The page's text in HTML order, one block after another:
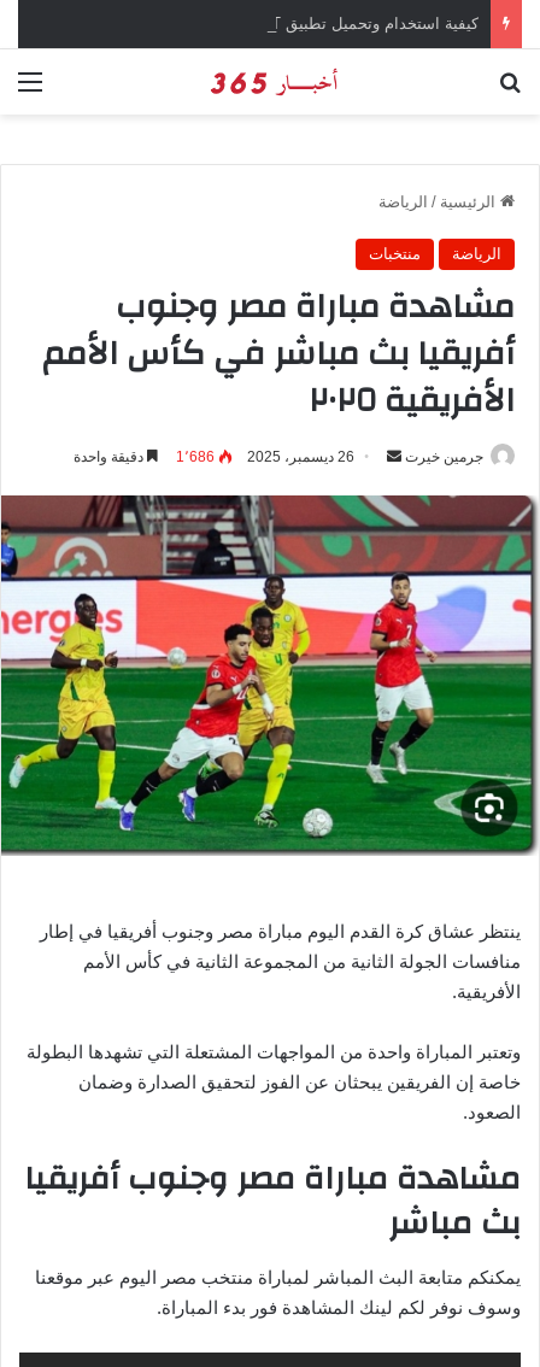
الرئيسية / الرياضة
الرياضة منتخبات
مشاهدة مباراة مصر وجنوب
أفريقيا بث مباشر في كأس الأمم
الأفريقية ٢٠٢٥
جرمين خيرت
س
ب
ر
ي
د
ا
إ
ل
ك
ت
ر
ي
26 ديسمبر، 2025 1٬686 دقيقة واحدة
ينتظر عشاق كرة القدم اليوم مباراة مصر وجنوب أفريقيا في إطار
منافسات الجولة الثانية من المجموعة الثانية في كأس الأمم
الأفريقية.
وتعتبر المباراة واحدة من المواجهات المشتعلة التي تشهدها البطولة
خاصة إن الفريقين يبحثان عن الفوز لتحقيق الصدارة وضمان
الصعود.
مشاهدة مباراة مصر وجنوب أفريقيا
بث مباشر
يمكنكم متابعة البث المباشر لمباراة منتخب مصر اليوم عبر موقعنا
وسوف نوفر لكم لينك المشاهدة فور بدء المباراة.